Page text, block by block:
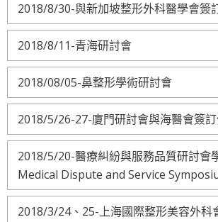
2018/8/30-與新加坡整形外科醫學會簽
2018/8/11-青海研討會
2018/08/05-鼻整形學術研討會
2018/5/26-27-廈門研討會與海醫會簽
2018/5/20-醫療糾紛與服務品質研討會
Medical Dispute and Service
2018/3/24、25-上海國際整形美容外科